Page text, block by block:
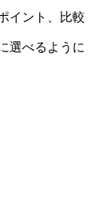
イント、比較
選べるように